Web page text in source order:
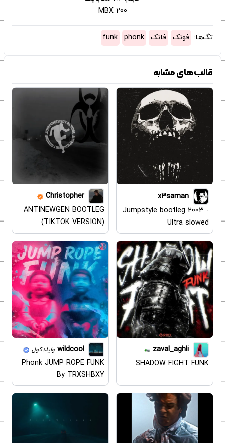
200 MBX
تگ‌ها: فونک فانک phonk
funk
قالب‌های مشابه
x3saman
Jumpstyle bootleg 2003 -
Ultra slowed
Christopher
ANTINEWGEN BOOTLEG
(TIKTOK VERSION)
zaval_aghli
SHADOW FIGHT FUNK
wildcool وایلدکول
Phonk JUMP ROPE FUNK
By TRXSHBXY